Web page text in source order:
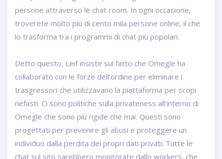
persone attraverso le chat room. In ogni occasione,
troverete molto più di cento mila persone online, il che
lo trasforma tra i programmi di chat più popolari.
Detto questo, Leif insiste sul fatto che Omegle ha
collaborato con le forze dell’ordine per eliminare i
trasgressori che utilizzavano la piattaforma per scopi
nefasti. Ci sono politiche sulla privateness all’interno di
Omegle che sono più rigide che mai. Questi sono
progettati per prevenire gli abusi e proteggere un
individuo dalla perdita dei propri dati privati. Tutte le
chat sul sito sarebbero monitorate dallo workers, che